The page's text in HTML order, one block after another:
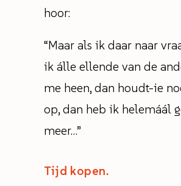
hoor:
“Maar als ik daar naar
ik álle ellende van de
me heen, dan houdt-ie
op, dan heb ik helemáál
meer…”
Tijd kopen.